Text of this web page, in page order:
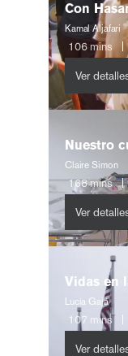
Con
Kamal Aljafari
106mins
Ver
Nuestro
Claire Simon
168mins
Ver
Vidas en
Lucía Gajá
107 mins
Ver